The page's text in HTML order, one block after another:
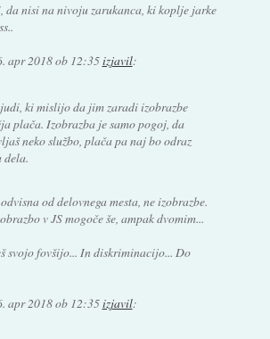
da nisi na nivoju zarukanca, ki koplje jarke
apr 2018 ob 12:35izjavil:
ki mislijo da jim zaradi izobrazbe
plača. Izobrazba je samo pogoj, da
neko službo, plača pa naj bo odraz
dela.
od delovnega mesta, ne izobrazbe.
v JS mogoče še, ampak dvomim...
svojo fovšijo... In diskriminacijo... Do
apr 2018 ob 12:35izjavil: